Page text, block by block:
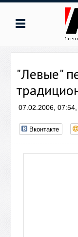
"Левые"
07.02.2006, 07:54,
Вконтакте